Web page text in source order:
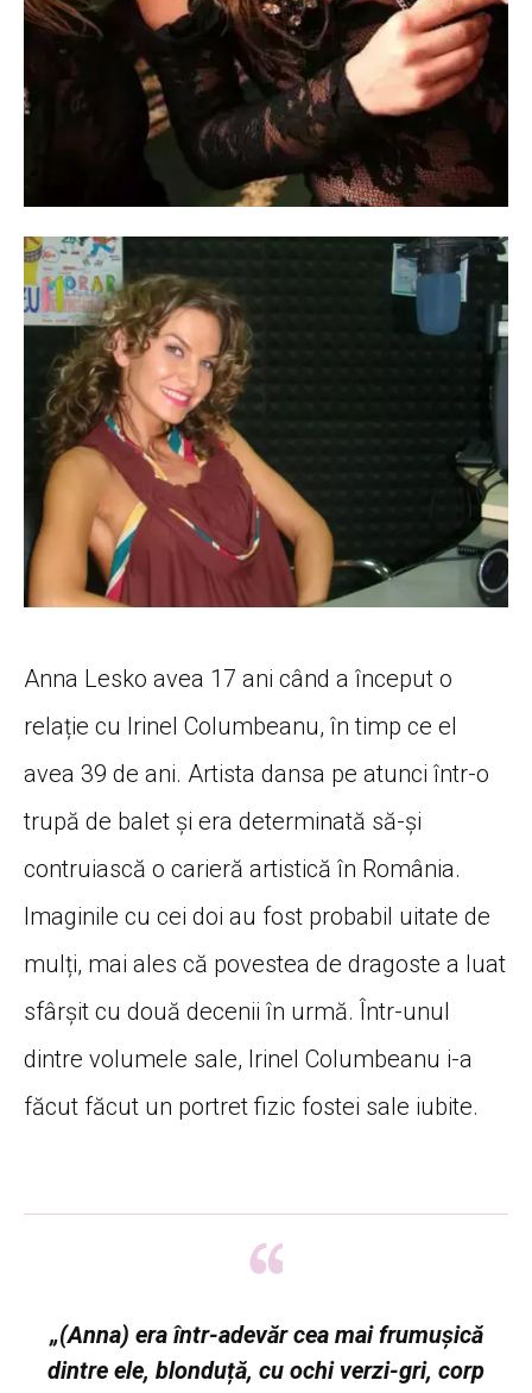
Anna Lesko avea 17 ani când a început o
relație cu Irinel Columbeanu, în timp ce el
avea 39 de ani. Artista dansa pe atunci într-o
trupă de balet și era determinată să-și
contruiască o carieră artistică în România.
Imaginile cu cei doi au fost probabil uitate de
mulți, mai ales că povestea de dragoste a luat
sfârșit cu două decenii în urmă. Într-unul
dintre volumele sale, Irinel Columbeanu i-a
făcut făcut un portret fizic fostei sale iubite.
„(Anna) era într-adevăr cea mai frumușică
dintre ele, blonduță, cu ochi verzi-gri, corp